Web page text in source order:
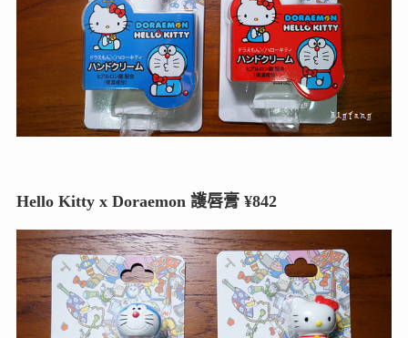
Hello Kitty x Doraemon 護唇膏 ¥842